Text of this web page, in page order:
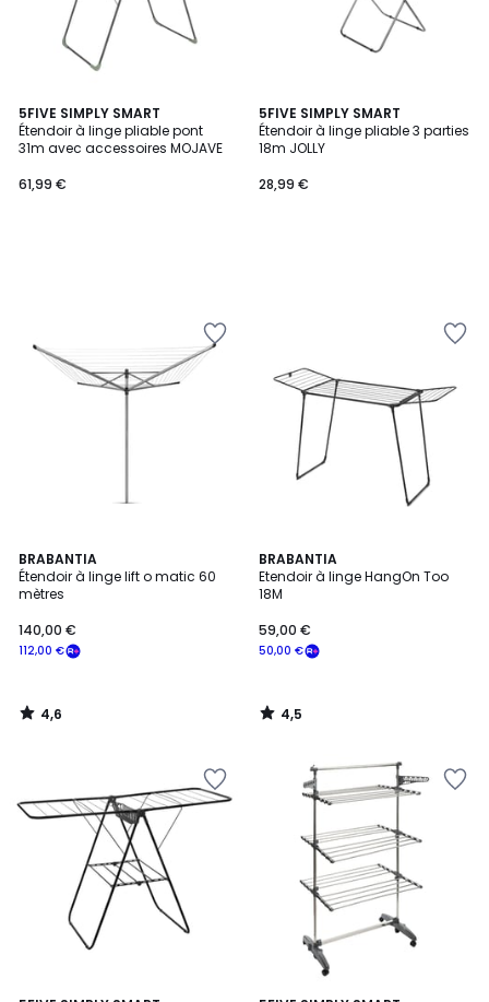
5FIVE SIMPLY SMART
Étendoir à linge pliable pont
31m avec accessoires MOJAVE
61,99 €
5FIVE SIMPLY SMART
Étendoir à linge pliable 3 parties
18m JOLLY
28,99 €
BRABANTIA
Étendoir à linge lift o matic 60
mètres
112,00 €
140,00 €
4,6
/ 5
4,6
/
BRABANTIA
Etendoir à linge HangOn Too
18M
50,00 €
59,00 €
4,5
/ 5
4,5
/